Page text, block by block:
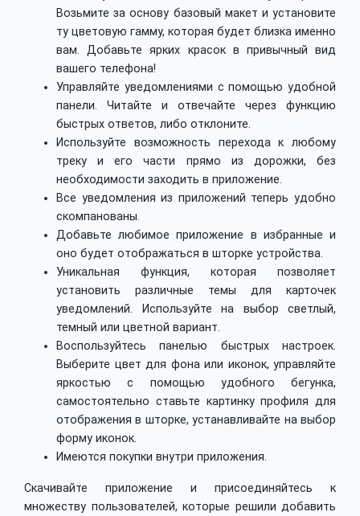
Возьмите за основу базовый макет и установите
ту цветовую гамму, которая будет близка именно
вам. Добавьте ярких красок в привычный вид
вашего телефона!
Управляйте уведомлениями с помощью удобной
панели. Читайте и отвечайте через функцию
быстрых ответов, либо отклоните.
Используйте возможность перехода к любому
треку и его части прямо из дорожки, без
необходимости заходить в приложение.
Все уведомления из приложений теперь удобно
скомпанованы.
Добавьте любимое приложение в избранные и
оно будет отображаться в шторке устройства.
Уникальная функция, которая позволяет
установить различные темы для карточек
уведомлений. Используйте на выбор светлый,
темный или цветной вариант.
Воспользуйтесь панелью быстрых настроек.
Выберите цвет для фона или иконок, управляйте
яркостью с помощью удобного бегунка,
самостоятельно ставьте картинку профиля для
отображения в шторке, устанавливайте на выбор
форму иконок.
Имеются покупки внутри приложения.
Скачивайте приложение и присоединяйтесь к
множеству пользователей, которые решили добавить